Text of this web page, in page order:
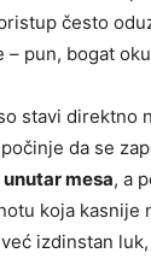
često
pun, bogat
stavi direktno
da se
mesa, a
koja kasnije
izdinstan